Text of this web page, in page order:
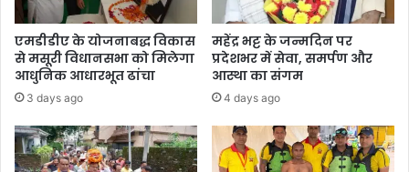
का
पा
ठ
!
मो
ली
में
सा
एमडीडीए के योजनाबद्ध विकास
से मसूरी विधानसभा को मिलेगा
आधुनिक आधारभूत ढांचा
3 days ago
महेंद्र भट्ट के जन्मदिन पर
प्रदेशभर में सेवा, समर्पण और
आस्था का संगम
4 days ago